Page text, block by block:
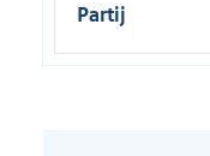
Partij